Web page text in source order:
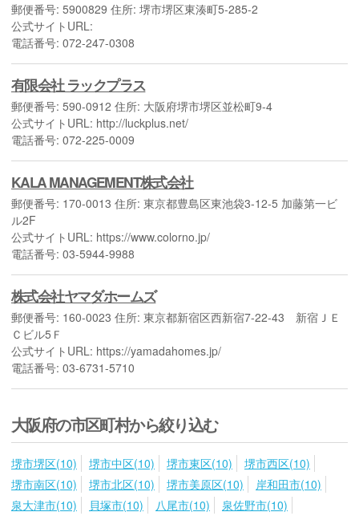
郵便番号: 5900829 住所: 堺市堺区東湊町5-285-2
公式サイトURL:
電話番号: 072-247-0308
有限会社 ラックプラス
郵便番号: 590-0912 住所: 大阪府堺市堺区並松町9-4
公式サイトURL: http://luckplus.net/
電話番号: 072-225-0009
KALA MANAGEMENT株式会社
郵便番号: 170-0013 住所: 東京都豊島区東池袋3-12-5 加藤第一ビ
ル2F
公式サイトURL: https://www.colorno.jp/
電話番号: 03-5944-9988
株式会社ヤマダホームズ
郵便番号: 160-0023 住所: 東京都新宿区西新宿7-22-43 新宿ＪＥ
Ｃビル5Ｆ
公式サイトURL: https://yamadahomes.jp/
電話番号: 03-6731-5710
大阪府の市区町村から絞り込む
堺市堺区(10) 堺市中区(10) 堺市東区(10)
堺市西区(10)
堺市南区(10)
堺市北区(10) 堺市美原区(10)
岸和田市(10)
泉大津市(10)
貝塚市(10) 八尾市(10)
泉佐野市(10)